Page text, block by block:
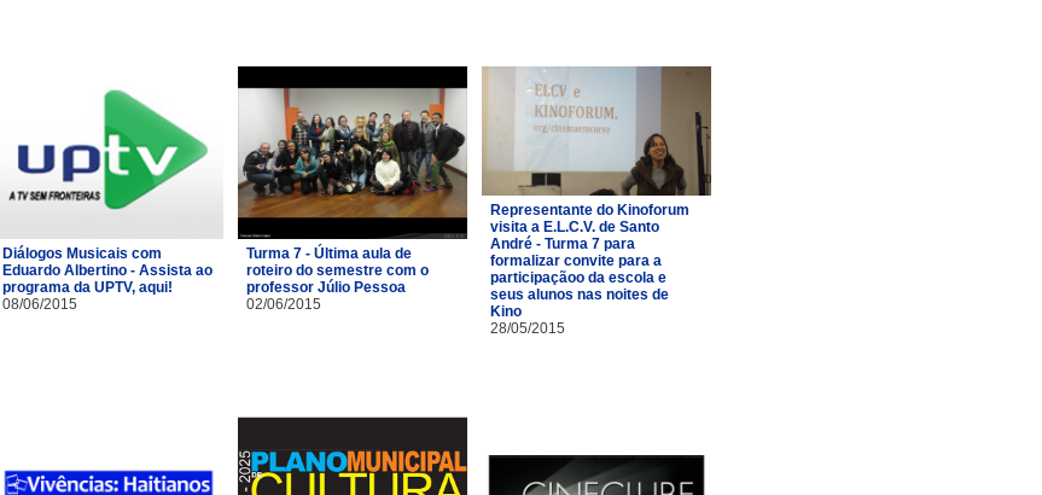
Diálogos Musicais com
Eduardo Albertino - Assista ao
programa da UPTV, aqui!
08/06/2015
Turma 7 - Última aula de
roteiro do semestre com o
professor Júlio Pessoa
02/06/2015
Representante do Kinoforum
visita a E.L.C.V. de Santo
André - Turma 7 para
formalizar convite para a
participaçãoo da escola e
seus alunos nas noites de
Kino
28/05/2015